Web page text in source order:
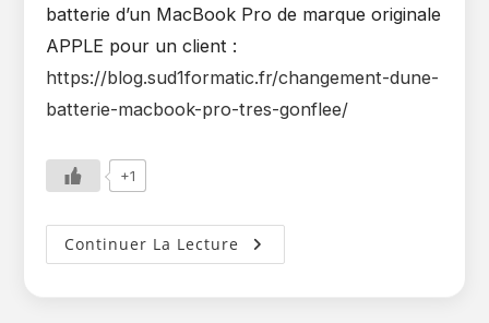
batterie d’un MacBook Pro de marque originale
APPLE pour un client :
https://blog.sud1formatic.fr/changement-dune-
batterie-macbook-pro-tres-gonflee/
+1
Continuer La Lecture Attention
Sur